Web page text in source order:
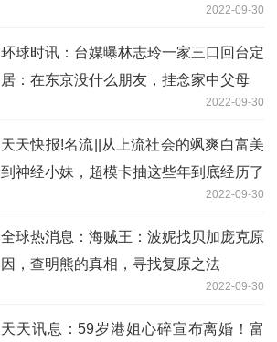
2022-09-30
环球时讯：台媒曝林志玲一家三口回台定
居：在东京没什么朋友，挂念家中父母
2022-09-30
天天快报!名流||从上流社会的飒爽白富美
到神经小妹，超模卡抽这些年到底经历了
2022-09-30
全球热消息：海贼王：波妮找贝加庞克原
因，查明熊的真相，寻找复原之法
2022-09-30
天天讯息：59岁港姐心碎宣布离婚！富